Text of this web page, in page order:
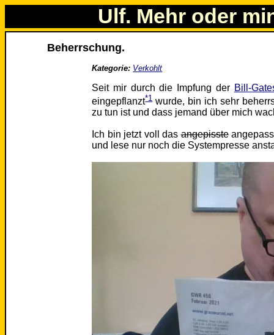
Ulf. Mehr oder
Beherrschung.
Kategorie: Verkohlt
Seit mir durch die Impfung der Bill-
eingepflanzt*1wurde, bin ich sehr
zu tun ist und dass jemand über mich
Ich bin jetzt voll dasangepisste
und lese nur noch die Systempresse